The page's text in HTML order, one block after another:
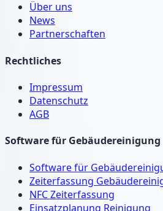
Über uns
News
Partnerschaften
Rechtliches
Impressum
Datenschutz
AGB
Software für Gebäudereinigung
Software für
Zeiterfassung
NFC Zeiterfassung
Einsatzplanung Reinigung